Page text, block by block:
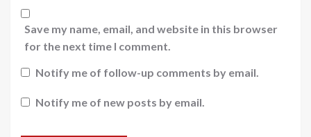
Save my name, email, and website in this browser
for the next time I comment.
Notify me of follow-up comments by email.
Notify me of new posts by email.